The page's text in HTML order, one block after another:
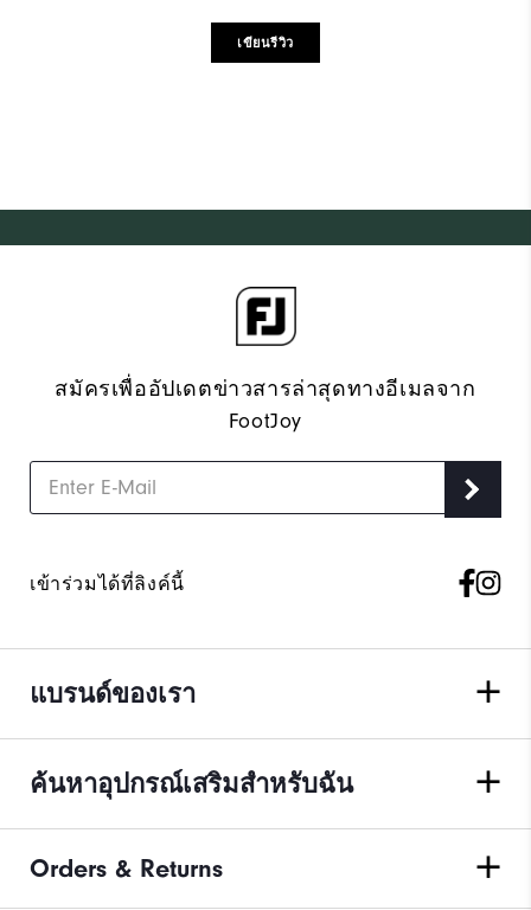
เขียนรีวิว
สมัครเพื่ออัปเดตข่าวสารล่าสุดทางอีเมลจาก
FootJoy
เข้าร่วมได้ที่ลิงค์นี้
แบรนด์ของเรา
ค้นหาอุปกรณ์เสริมสำหรับฉัน
Orders & Returns